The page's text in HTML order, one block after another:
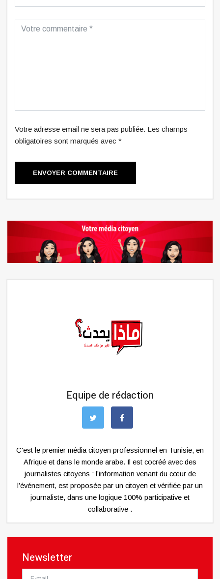
Votre adresse email ne sera pas publiée. Les champs
obligatoires sont marqués avec *
ENVOYER COMMENTAIRE
Equipe de rédaction
C'est le premier média citoyen professionnel en Tunisie, en
Afrique et dans le monde arabe. Il est cocréé avec des
journalistes citoyens : l’information venant du cœur de
l’événement, est proposée par un citoyen et vérifiée par un
journaliste, dans une logique 100% participative et
collaborative .
Newsletter